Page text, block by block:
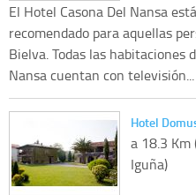
El Hotel Casona Del Nansa
recomendado para aquellas
Bielva. Todas las habitaciones
Nansa cuentan con televisión...
Hotel
a 18.3 Km
Iguña)